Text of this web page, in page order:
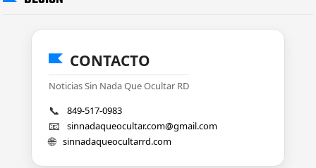
CONTACTO
Noticias Sin Nada Que Ocultar RD
📞 849-517-0983
📧 sinnadaqueocultar.com@gmail.com
🌐 sinnadaqueocultarrd.com